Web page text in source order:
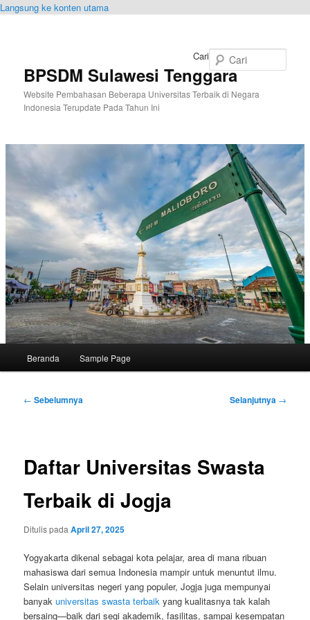
Langsung ke konten utama
BPSDM Sulawesi Tenggara
Website Pembahasan Beberapa Universitas Terbaik di Negara
Indonesia Terupdate Pada Tahun Ini
Cari
Beranda Sample Page
Navigasi
← Sebelumnya Selanjutnya →
Daftar Universitas Swasta
Terbaik di Jogja
Ditulis padaApril 27, 2025
Yogyakarta dikenal sebagai kota pelajar, area di mana ribuan
mahasiswa dari semua Indonesia mampir untuk menuntut ilmu.
Selain universitas negeri yang populer, Jogja juga mempunyai
banyakuniversitas swasta terbaik yang kualitasnya tak kalah
bersaing—baik dari segi akademik, fasilitas, sampai kesempatan